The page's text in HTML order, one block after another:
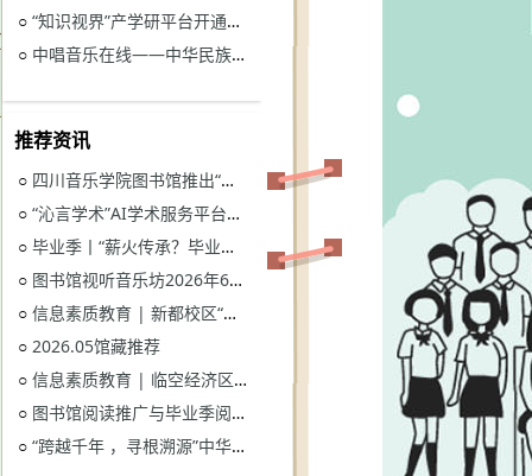
○ “知识视界”产学研平台开通试用通知
○ 中唱音乐在线——中华民族音乐与戏曲资源库开通试用
推荐资讯
○ 四川音乐学院图书馆推出“忆长征？书香路”纪念中国工农红军长征胜利90周年系列活动
○ “沁言学术”AI学术服务平台开通试用
○ 毕业季丨“薪火传承？毕业生图书漂流”活动
○ 图书馆视听音乐坊2026年6月展播季
○ 信息素质教育 | 新都校区“图书馆多媒体资源的鉴赏和利用”电子资源讲座
○ 2026.05馆藏推荐
○ 信息素质教育 | 临空经济区校区“读秀学术资源一站式获取与电子资源远程访问”电子资源讲座
○ 图书馆阅读推广与毕业季阅读活动意见征集
○ “跨越千年 ，寻根溯源”中华优秀传统文化主题活动获奖名单